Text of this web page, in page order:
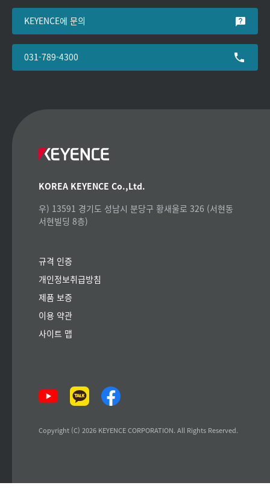
KEYENCE에 문의
031-789-4300
KOREA KEYENCE Co.,Ltd.
우) 13591 경기도 성남시 분당구 황새울로 326 (서현동
서현빌딩 8층)
규격 인증
개인정보취급방침
제품 보증
이용 약관
사이트 맵
Copyright (C) 2026 KEYENCE CORPORATION. All Rights Reserved.